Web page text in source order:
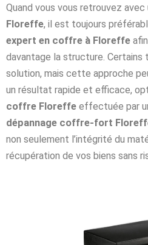
Quand vous vous retrouvez avec
Floreffe, il est toujours
expert en coffre à Floreffe
davantage la structure.
solution, mais cette approche
un résultat rapide et efficace,
coffre Floreffe effectuée par
dépannage coffre-fort
non seulement l’intégrité du
récupération de vos biens sans